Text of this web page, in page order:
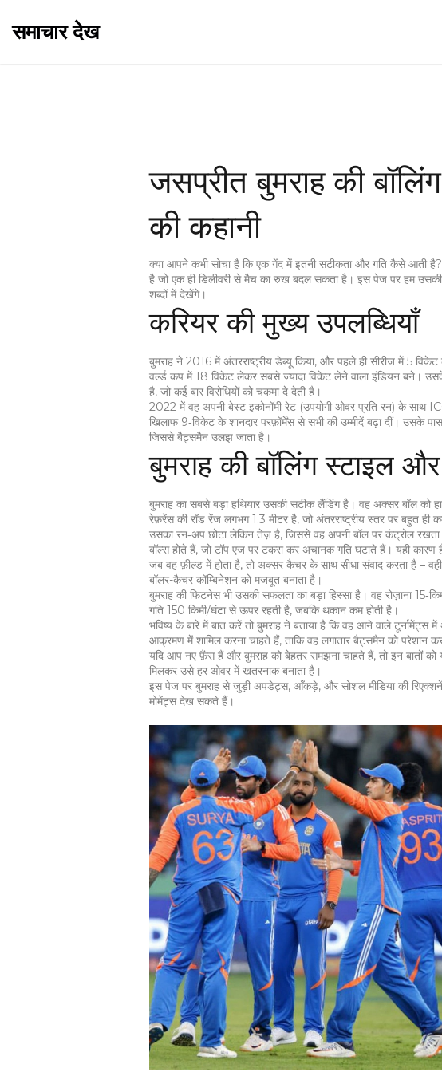
समाचार देख
जसप्रीत बुमराह की
की कहानी
क्या आपने कभी सोचा है कि एक गेंद में इतनी सटीकता और गति कैसे आती है?
है जो एक ही डिलीवरी से मैच का रुख बदल सकता है। इस पेज पर हम
शब्दों में देखेंगे।
करियर की मुख्य उपलब्धियाँ
बुमराह ने 2016 में अंतरराष्ट्रीय डेब्यू किया, और पहले ही सीरीज में 5
वर्ल्ड कप में 18 विकेट लेकर सबसे ज्यादा विकेट लेने वाला इंडियन बने।
है, जो कई बार विरोधियों को चकमा दे देती है।
2022 में वह अपनी बेस्ट इकोनॉमी रेट (उपयोगी ओवर प्रति रन) के साथ
खिलाफ 9‑विकेट के शानदार परफ़ॉर्मेंस से सभी की उम्मीदें बढ़ा दीं। उसके
जिससे बैट्समैन उलझ जाता है।
बुमराह की बॉलिंग स्टाइल
बुमराह का सबसे बड़ा हथियार उसकी सटीक लैंडिंग है। वह अक्सर बॉल को
रेफ़रेंस की रॉड रेंज लगभग 1.3 मीटर है, जो अंतरराष्ट्रीय स्तर पर बहुत ही
उसका रन‑अप छोटा लेकिन तेज़ है, जिससे वह अपनी बॉल पर कंट्रोल रखता
बॉल्स होते हैं, जो टॉप एज पर टकरा कर अचानक गति घटाते हैं। यही कारण है
जब वह फ़ील्ड में होता है, तो अक्सर कैचर के साथ सीधा संवाद करता है –
बॉलर-कैचर कॉम्बिनेशन को मजबूत बनाता है।
बुमराह की फिटनेस भी उसकी सफलता का बड़ा हिस्सा है। वह रोज़ाना
गति 150 किमी/घंटा से ऊपर रहती है, जबकि थकान कम होती है।
भविष्य के बारे में बात करें तो बुमराह ने बताया है कि वह आने वाले टूर्नामेंट्स
आक्रमण में शामिल करना चाहते हैं, ताकि वह लगातार बैट्समैन को परेशान
यदि आप नए फ़ैंस हैं और बुमराह को बेहतर समझना चाहते हैं, तो इन बातों
मिलकर उसे हर ओवर में खतरनाक बनाता है।
इस पेज पर बुमराह से जुड़ी अपडेट्स, आँकड़े, और सोशल मीडिया की
मोमेंट्स देख सकते हैं।